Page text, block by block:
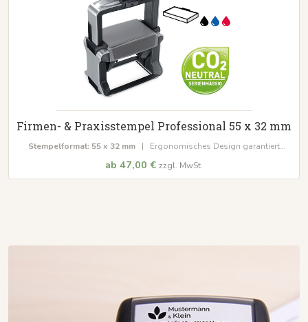
Firmen- & Praxisstempel Professional 55 x 32 mm
Stempelformat: 55 x 32 mm | Ergonomisches Design garantiert
wasser
ab 47,00 € zzgl. MwSt.